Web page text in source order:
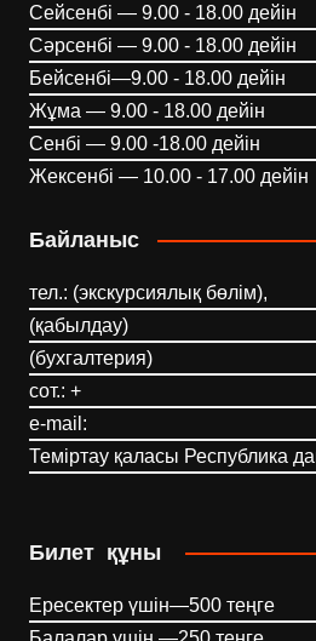
Сейсенбі — 9.00 - 18.00 дейін
Сәрсенбі — 9.00 - 18.00 дейін
Бейсенбі—9.00 - 18.00 дейін
Жұма — 9.00 - 18.00 дейін
Сенбі — 9.00 -18.00 дейін
Жексенбі — 10.00 - 17.00 дейін
Байланыс
тел.: (экскурсиялық бөлім),
(қабылдау)
(бухгалтерия)
сот.: +
e-mail:
Теміртау қаласы Республика
Билет құны
Ересектер үшін—500 теңге